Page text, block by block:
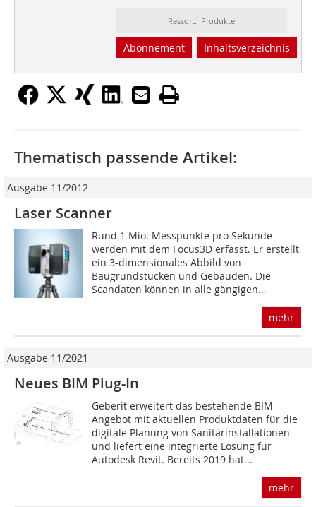
Ressort: Produkte
Abonnement Inhaltsverzeichnis
Thematisch passende Artikel:
Ausgabe 11/2012
Laser Scanner
Rund 1 Mio. Messpunkte pro Sekunde
werden mit dem Focus3D erfasst. Er erstellt
ein 3-dimensionales Abbild von
Baugrundstücken und Gebäu­den. Die
Scandaten können in alle gängigen...
mehr
Ausgabe 11/2021
Neues BIM Plug-In
Geberit erweitert das bestehende BIM-
Angebot mit aktuellen Produktdaten für die
digitale Planung von Sanitärinstallationen
und liefert eine integrierte Lösung für
Autodesk Revit. Bereits 2019 hat...
mehr